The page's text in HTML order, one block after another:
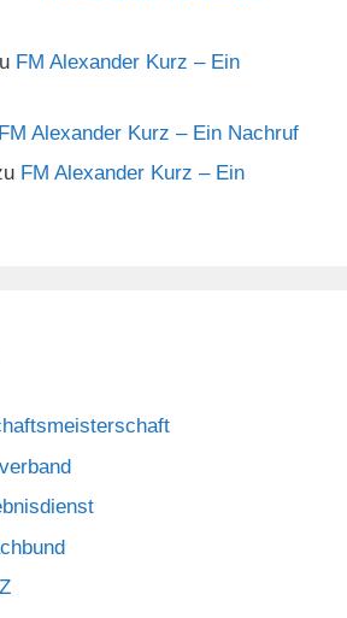
FM Alexander Kurz – Ein
FM Alexander Kurz – Ein Nachruf
FM Alexander Kurz – Ein